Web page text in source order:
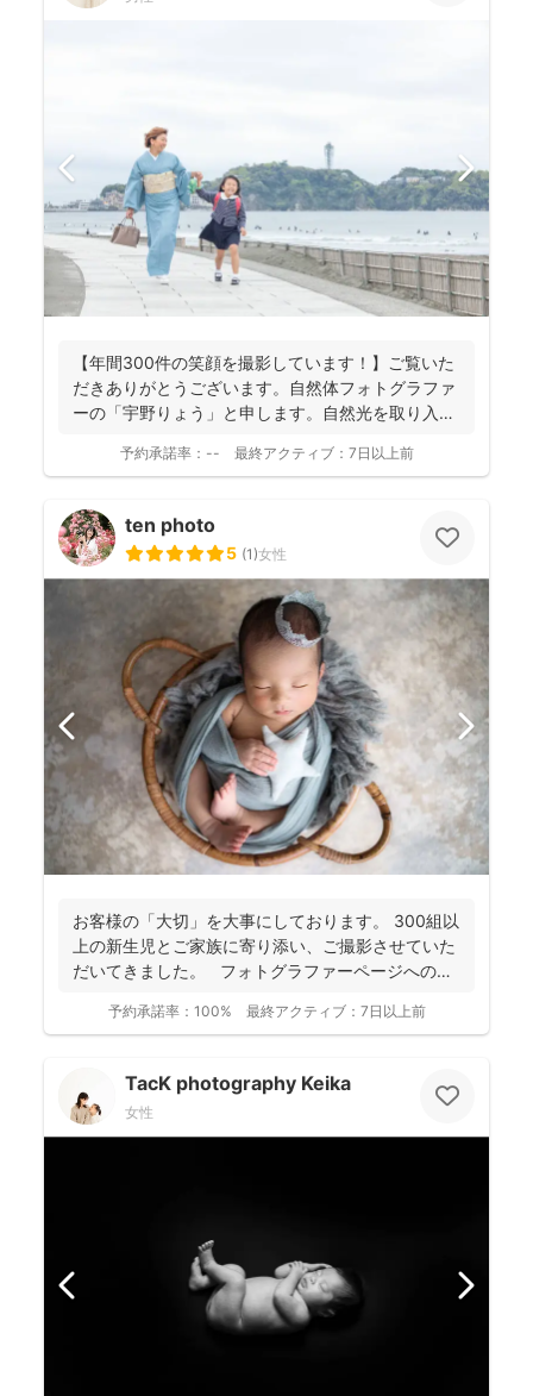
【年間300件の笑顔を撮影しています！】ご覧いた
だきありがとうございます。自然体フォトグラファ
ーの「宇野りょう」と申します。自然光を取り入れ
予約承諾率： -- 最終アクティブ： 7日以上前
ten photo
5 (1)女性
お客様の「大切」を大事にしております。 300組以
上の新生児とご家族に寄り添い、ご撮影させていた
だいてきました。 フォトグラファーページへの
予約承諾率： 100% 最終アクティブ： 7日以上前
TacK photography Keika
女性